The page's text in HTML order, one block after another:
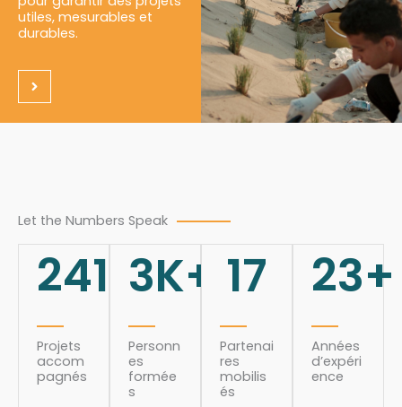
Let the Numbers Speak
utiles, mesurables et
durables.
241
Projets
accom
pagnés
3K+
Personn
es
formée
s
17
Partenai
res
mobilis
és
23+
Années
d’expéri
ence